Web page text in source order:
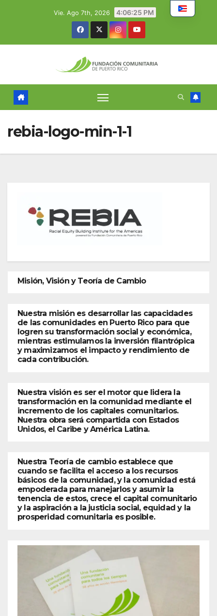
Vie. Ago 7th, 2026 4:06:26 PM
rebia-logo-min-1-1
Misión, Visión y Teoría de Cambio
Nuestra misión es desarrollar las capacidades
de las comunidades en Puerto Rico para que
logren su transformación social y económica,
mientras estimulamos la inversión filantrópica
y maximizamos el impacto y rendimiento de
cada contribución.
Nuestra visión es ser el motor que lidera la
transformación en la comunidad mediante el
incremento de los capitales comunitarios.
Nuestra obra será compartida con Estados
Unidos, el Caribe y América Latina.
Nuestra Teoría de cambio establece que
cuando se facilita el acceso a los recursos
básicos de la comunidad, y la comunidad está
empoderada para manejarlos y asumir la
tenencia de estos, crece el capital comunitario
y la aspiración a la justicia social, equidad y la
prosperidad comunitaria es posible.